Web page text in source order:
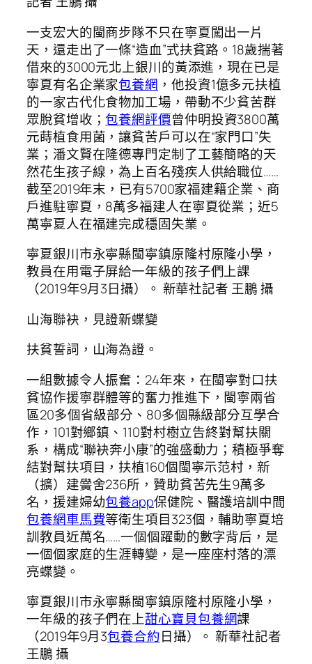
一支宏大的閩商步隊不只在寧夏闖出一片
天，還走出了一條“造血”式扶貧路。18歲揣著
借來的3000元北上銀川的黃添進，現在已是
寧夏有名企業家包養網 ，他投資1億多元扶植
的一家古代化食物加工場，帶動不少貧苦群
眾脫貧增收；包養網評價曾仲明投資3800萬
元蒔植食用菌，讓貧苦戶可以在“家門口”失
業；潘文賢在隆德專門定制了工藝簡略的天
然花生孩子線，為上百名殘疾人供給職位……
截至2019年末，已有5700家福建籍企業、商
戶進駐寧夏，8萬多福建人在寧夏從業；近5
萬寧夏人在福建完成穩固失業。
寧夏銀川市永寧縣閩寧鎮原隆村原隆小學，
教員在用電子屏給一年級的孩子們上課
（2019年9月3日攝）。 新華社記者 王鵬 攝
山海聯袂，見證新蝶變
扶貧誓詞，山海為證。
一組數據令人振奮：24年來，在閩寧對口扶
貧協作援寧群體等的奮力推進下，閩寧兩省
區20多個省級部分、80多個縣級部分互學合
作，101對鄉鎮、110對村樹立告終對幫扶關
系，構成“聯袂奔小康”的強盛動力；積極爭奪
結對幫扶項目，扶植160個閩寧示范村，新
（擴）建黌舍236所，贊助貧苦先生9萬多
名，援建婦幼包養app保健院、醫護培訓中間
包養網車馬費等衛生項目323個，輔助寧夏培
訓教員近萬名……一個個躍動的數字背后，是
一個個家庭的生涯轉變，是一座座村落的漂
亮蝶變。
寧夏銀川市永寧縣閩寧鎮原隆村原隆小學，
一年級的孩子們在上甜心寶貝包養網課
（2019年9月3包養合約日攝）。 新華社記者
王鵬 攝